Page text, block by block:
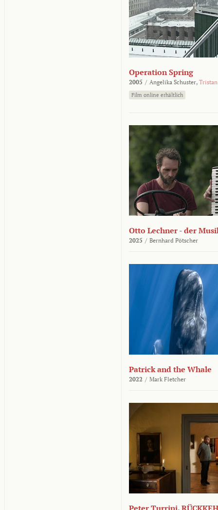
Operation Spring
2005 / Angelika Schuster,
Film online erhältlich
Otto Lechner - der
2025 / Bernhard Pötscher
Patrick and the Whale
2022 / Mark Fletcher